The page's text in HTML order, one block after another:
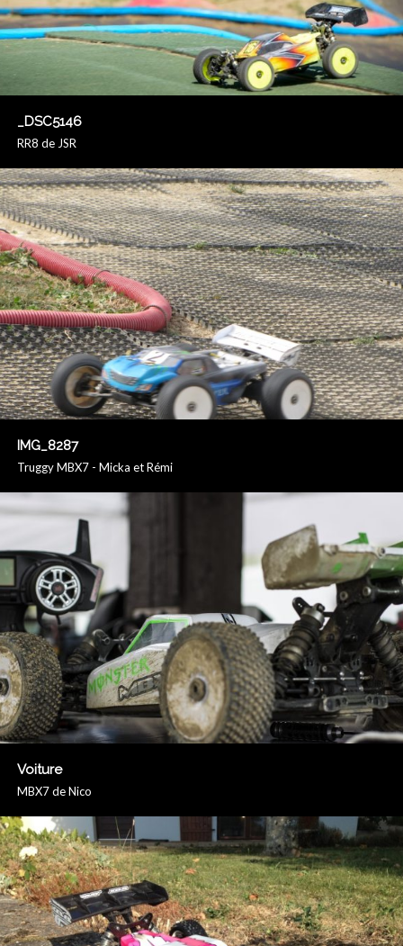
_DSC5146
RR8 de JSR
IMG_8287
Truggy MBX7 - Micka et Rémi
Voiture
MBX7 de Nico